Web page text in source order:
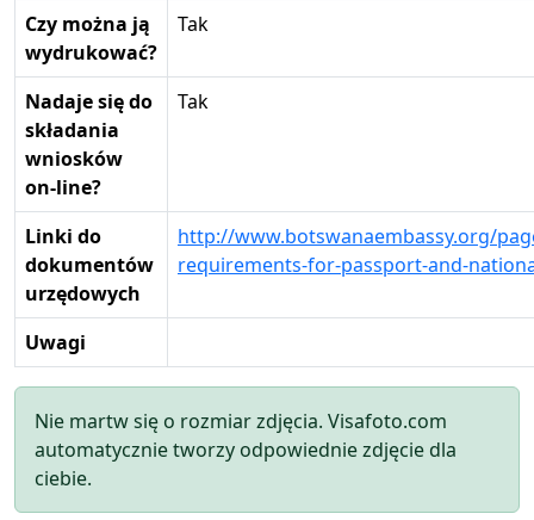
Czy można ją
wydrukować?
Tak
Nadaje się do
składania
wniosków
on-line?
Tak
Linki do
dokumentów
urzędowych
http://www.botswanaembassy.org/
requirements-for-passport-and-
Uwagi
Nie martw się o rozmiar zdjęcia. Visafoto.com
automatycznie tworzy odpowiednie zdjęcie dla
ciebie.